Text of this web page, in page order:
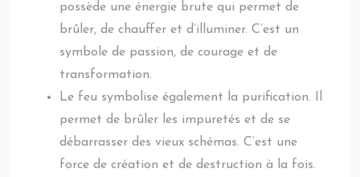
possède une énergie brute qui permet de
brûler, de chauffer et d’illuminer. C’est un
symbole de passion, de courage et de
transformation.
Le feu symbolise également la purification. Il
permet de brûler les impuretés et de se
débarrasser des vieux schémas. C’est une
force de création et de destruction à la fois.